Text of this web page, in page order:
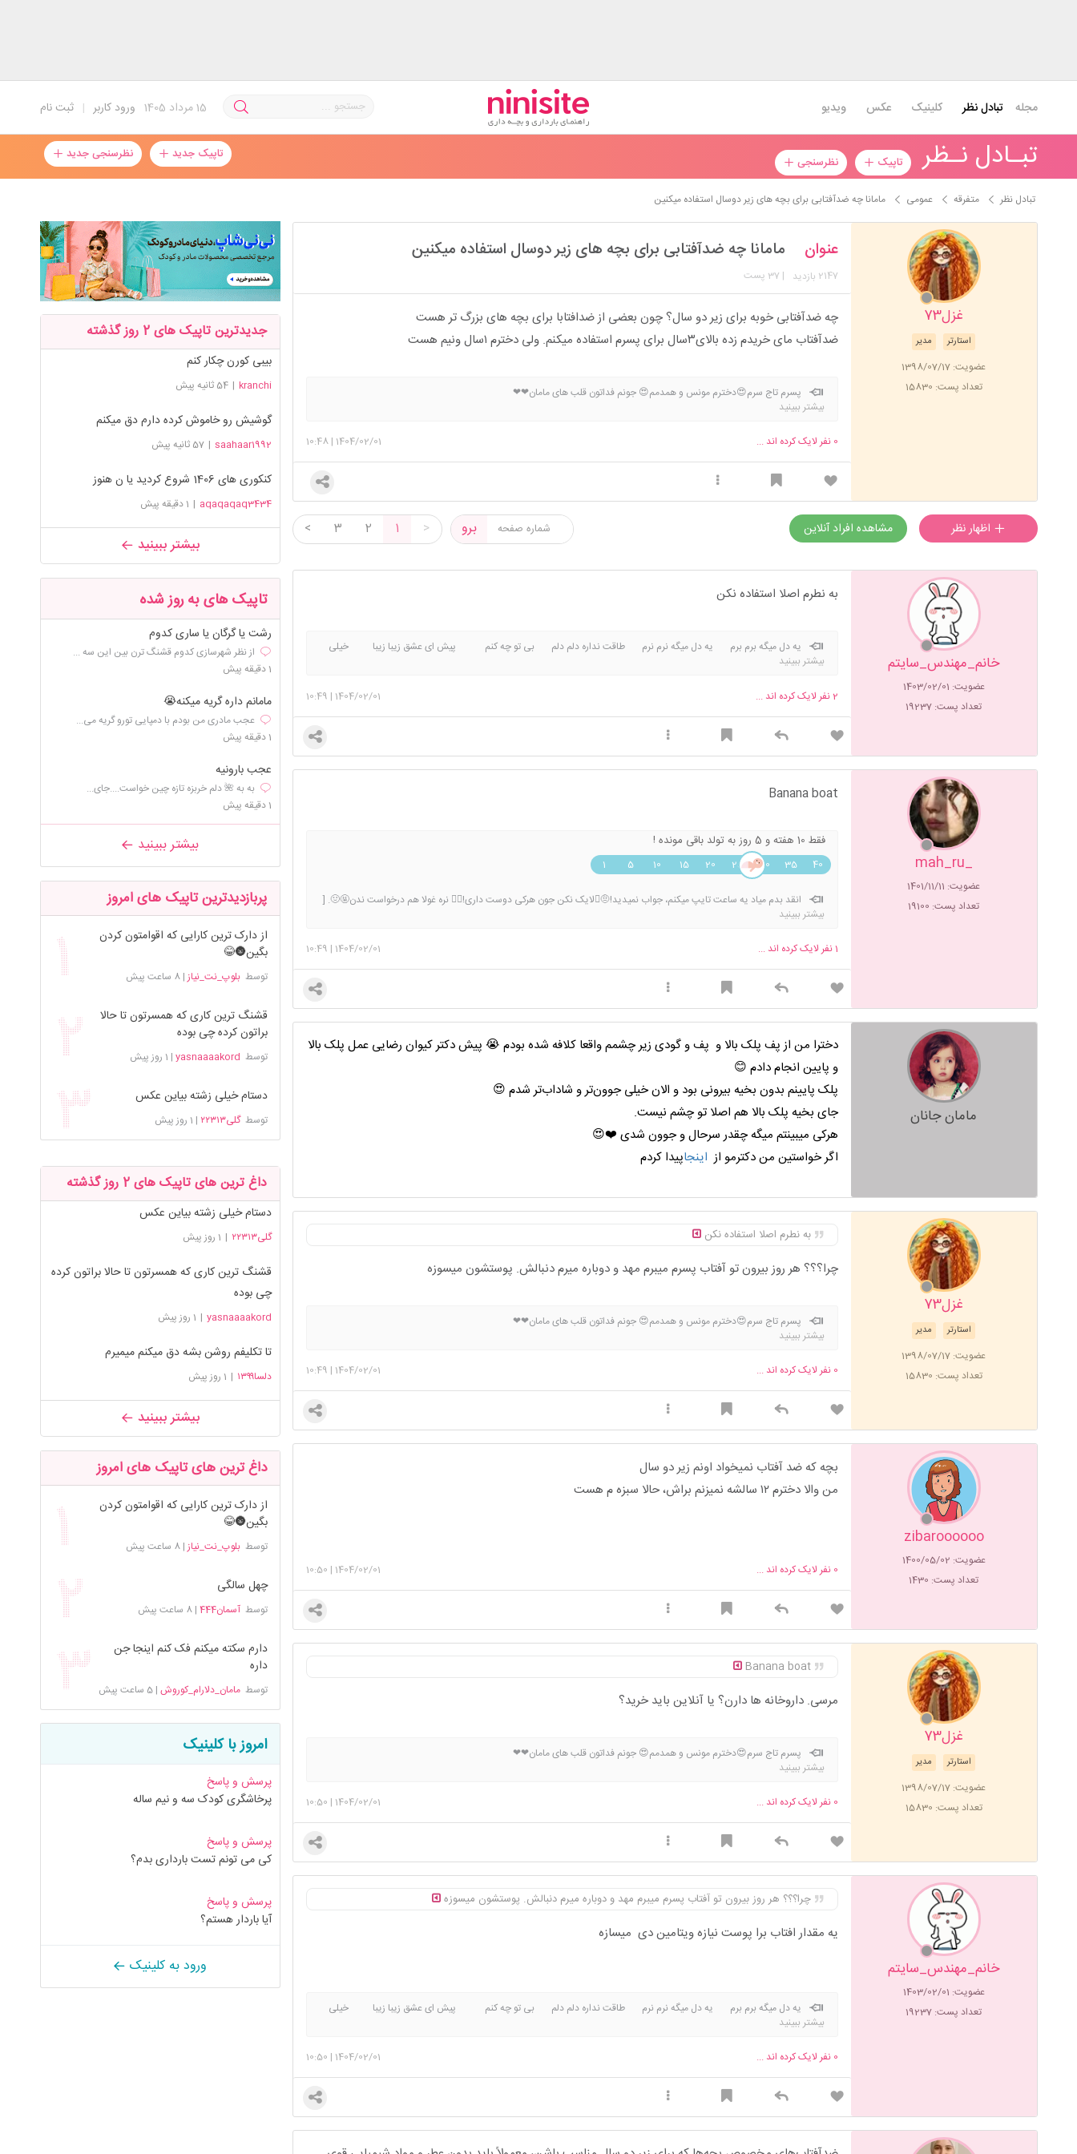
ثبت نام | ورود کاربر 15مرداد 1405 مجله تبادل نظر کلینیک عکس ویدیو
تبـادل نـظر تاپیک نظرسنجی تاپیک جدید نظرسنجی جدید
تبادل نظر متفرقه عمومی مامانا چه ضدآفتابی برای بچه های زیر دوسال استفاده میکنین
غزل73
مدیر استارتر
عضویت: 1398/07/17
تعداد پست: 15830
عنوان مامانا چه ضدآفتابی برای بچه های زیر دوسال استفاده میکنین
2147 بازدید | 37 پست
چه ضدآفتابی خوبه برای زیر دو سال؟ چون بعضی از ضدافتابا برای بچه های بزرگ تر هست
ضدآفتاب مای خریدم زده بالای۳سال برای پسرم استفاده میکنم. ولی دخترم ۱سال ونیم هست
پسرم تاج سرم😍دخترم‌ مونس و همدمم😍 جونم فداتون قلب های مامان❤❤
بیشتر ببینید
1404/02/01
|
10:48 0 نفر لایک کرده اند ...
>
1
2
3
< برو مشاهده افراد آنلاین
خانم_مهندس_سایتم
عضویت: 1403/02/01
تعداد پست: 19237
به نطرم اصلا استفاده نکن
یه دل میگه برم برم یه دل میگه نرم نرم طاقت نداره دلم دلم بی تو چه کنم پیش ای عشق زیبا زیبا خیلی
کوچیکه دنیا دنیا با یاد تو ام هرجا هرجا ترکت نکنم سلطان قلبم توهستی توهستی دروازه های دلم را شکستی
بیشتر ببینید
1404/02/01
|
10:49 2نفر لایک کرده اند ...
_mah_ru
عضویت: 1401/11/11
تعداد پست: 19100
Banana boat
فقط 10 هفته و 5 روز به تولد باقی مونده !
1 5 10 15 20 25 30 35 40
انقد بدم میاد یه ساعت تایپ میکنم، جواب نمیدید!🤨🫩لایک نکن جون هرکی دوست داری!😵‍💫 نره غولا هم درخواست ندن🤬🤢. [
هول و... کیست!؟ کسی که نوشتی درخواست نده ولی اینکارو میکنه. درخواستت رو رد میکنم ولی قبلش ده تا فحش نثارت کردم.] هرجا
بیشتر ببینید
1404/02/01
|
10:49 1نفر لایک کرده اند ...
مامان جانان
دخترا من از پف پلک بالا و پف و گودی زیر چشمم واقعا کلافه شده بودم 😭 پیش دکتر کیوان رضایی عمل پلک بالا
و پایین انجام دادم 😊
پلک پایینم بدون بخیه بیرونی بود و الان خیلی جوون‌تر و شاداب‌تر شدم 😍
جای بخیه پلک بالا هم اصلا تو چشم نیست.
هرکی میبینتم میگه چقدر سرحال و جوون شدی ❤️😍
اگر خواستین من دکترمو از
پیدا کردم
غزل73
مدیر استارتر
عضویت: 1398/07/17
تعداد پست: 15830
به نطرم اصلا استفاده نکن
چرا؟؟؟ هر روز بیرون تو آفتاب پسرم میبرم مهد و دوباره میرم دنبالش. پوستشون میسوزه
پسرم تاج سرم😍دخترم‌ مونس و همدمم😍 جونم فداتون قلب های مامان❤❤
بیشتر ببینید
1404/02/01
|
10:49 0 نفر لایک کرده اند ...
zibaroooooo
عضویت: 1400/05/02
تعداد پست: 1430
بچه که ضد آفتاب نمیخواد اونم زیر دو سال
من والا دخترم ۱۲ سالشه نمیزنم براش، حالا سبزه م هست
1404/02/01
|
10:50 0 نفر لایک کرده اند ...
غزل73
مدیر استارتر
عضویت: 1398/07/17
تعداد پست: 15830
Banana boat
مرسی. داروخانه ها دارن؟ یا آنلاین باید خرید؟
پسرم تاج سرم😍دخترم‌ مونس و همدمم😍 جونم فداتون قلب های مامان❤❤
بیشتر ببینید
1404/02/01
|
10:50 0 نفر لایک کرده اند ...
خانم_مهندس_سایتم
عضویت: 1403/02/01
تعداد پست: 19237
چرا؟؟؟ هر روز بیرون تو آفتاب پسرم میبرم مهد و دوباره میرم دنبالش. پوستشون میسوزه
یه مقدار افتاب برا پوست نیازه ویتامین دی میسازه
یه دل میگه برم برم یه دل میگه نرم نرم طاقت نداره دلم دلم بی تو چه کنم پیش ای عشق زیبا زیبا خیلی
کوچیکه دنیا دنیا با یاد تو ام هرجا هرجا ترکت نکنم سلطان قلبم توهستی توهستی دروازه های دلم را شکستی
بیشتر ببینید
1404/02/01
|
10:50 0 نفر لایک کرده اند ...
جدیدترین تاپیک های 2 روز گذشته
بیبی کورن چکار کنم
kranchi
| 54 ثانیه پیش
گوشیش رو خاموش کرده دارم دق میکنم
saahaar1992
| 57 ثانیه پیش
کنکوری های 1406 شروع کردید یا ن هنوز
aqaqaqaq3434
| 1 دقیقه پیش
بیشتر ببینید
تاپیک های به روز شده
رشت یا گرگان یا ساری کدوم
از نظر شهرسازی کدوم قشنگ ترن بین این سه ...
1 دقیقه پیش
مامانم داره گریه میکنه😭
عجب مادری من بودم با دمپایی تورو گریه می...
1 دقیقه پیش
عجب بارونیه
به به 🌺 دلم خربزه تازه چین خواست....جای...
1 دقیقه پیش
بیشتر ببینید
پربازدیدترین تاپیک های امروز
از دارک ترین کارایی که اقوامتون کردن
بگین🌚😂
توسطبلوپ_نت_نیاز|8 ساعت پیش
قشنگ ترین کاری که همسرتون تا حالا
براتون کرده چی بوده
توسط yasnaaaakord
| 1 روز پیش
دستام خیلی زشته بیاین عکس
توسطگلی۲۲۳۱۳ | 1 روز پیش
داغ ترین های تاپیک های 2 روز گذشته
دستام خیلی زشته بیاین عکس
گلی۲۲۳۱۳ | 1 روز پیش
قشنگ ترین کاری که همسرتون تا حالا براتون کرده
چی بوده
yasnaaaakord
| 1 روز پیش
تا تکلیفم روشن بشه دق میکنم میمیرم
دلسا۱۳۹۹ | 1 روز پیش
بیشتر ببینید
داغ ترین های تاپیک های امروز
از دارک ترین کارایی که اقوامتون کردن
بگین🌚😂
توسطبلوپ_نت_نیاز|8 ساعت پیش
چهل سالگی
توسطآسمان444 |8 ساعت پیش
دارم سکته میکنم فک کنم اینجا جن
داره
توسطمامان_دلارام_کوروش |5 ساعت پیش
امروز با کلینیک
پرسش و پاسخ
پرخاشگری کودک سه و نیم ساله
پرسش و پاسخ
کی می تونم تست بارداری بدم؟
پرسش و پاسخ
آیا باردار هستم؟
ورود به کلینیک